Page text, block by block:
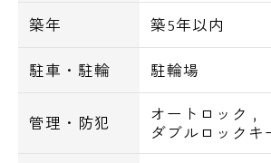
築年 築5年以内
駐車・駐輪 駐輪場
管理・防犯 オートロック ,
ダブルロックキ